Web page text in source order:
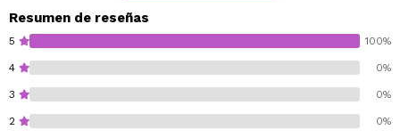
Resumen de reseñas
5 100%
4 0%
3 0%
2 0%